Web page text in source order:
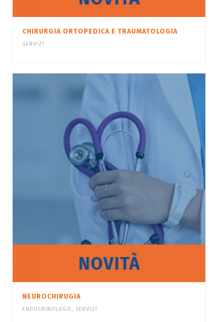
CHIRURGIA ORTOPEDICA E TRAUMATOLOGIA
SERVIZI
NEUROCHIRUGIA
ENDOCRINOLOGO, SERVIZI